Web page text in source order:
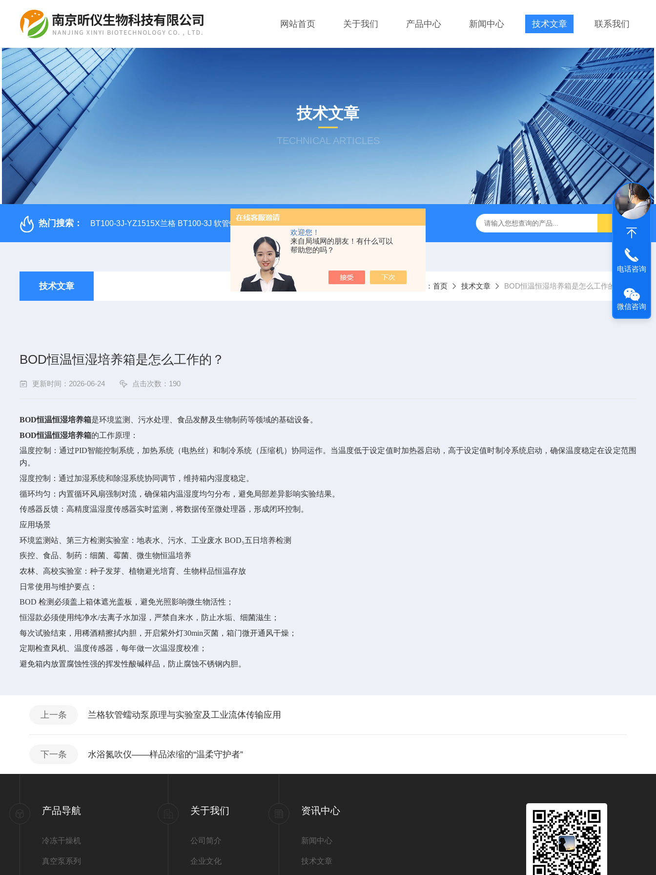
欢迎您！
来自局域网的朋友！有什么可以
帮助您的吗？
网站首页 关于我们 产品中心 新闻中心 技术文章 联系我们
技术文章
TECHNICAL ARTICLES
热门搜索： BT100-3J-YZ1515X兰格 BT100-3J 软管蠕动泵 LDS-1G上海青浦绿洲粮食谷物水分测定仪 叶拓 MGC-1000P 恒温恒湿光照培养箱
技术文章 当前位置： 首页 技术文章 BOD恒温恒湿培养箱是怎么工作的？
BOD恒温恒湿培养箱是怎么工作的？
更新时间：2026-06-24 点击次数：190
BOD恒温恒湿培养箱是环境监测、污水处理、食品发酵及生物制药等领域的基础设备。
BOD恒温恒湿培养箱的工作原理：
温度控制：通过PID智能控制系统，加热系统（电热丝）和制冷系统（压缩机）协同运作。当温度低于设定值时加热器启动，高于设定值时制冷系统启动，确保温度稳定在设定范围
内。
湿度控制：通过加湿系统和除湿系统协同调节，维持箱内湿度稳定。
循环均匀：内置循环风扇强制对流，确保箱内温湿度均匀分布，避免局部差异影响实验结果。
传感器反馈：高精度温湿度传感器实时监测，将数据传至微处理器，形成闭环控制。
应用场景
环境监测站、第三方检测实验室：地表水、污水、工业废水 BOD₅五日培养检测
疾控、食品、制药：细菌、霉菌、微生物恒温培养
农林、高校实验室：种子发芽、植物避光培育、生物样品恒温存放
日常使用与维护要点：
BOD 检测必须盖上箱体遮光盖板，避免光照影响微生物活性；
恒湿款必须使用纯净水/去离子水加湿，严禁自来水，防止水垢、细菌滋生；
每次试验结束，用稀酒精擦拭内胆，开启紫外灯30min灭菌，箱门微开通风干燥；
定期检查风机、温度传感器，每年做一次温湿度校准；
避免箱内放置腐蚀性强的挥发性酸碱样品，防止腐蚀不锈钢内胆。
上一条 兰格软管蠕动泵原理与实验室及工业流体传输应用
下一条 水浴氮吹仪——样品浓缩的“温柔守护者”
产品导航
冷冻干燥机
真空泵系列
关于我们
公司简介
企业文化
资讯中心
新闻中心
技术文章
电话咨询
微信咨询